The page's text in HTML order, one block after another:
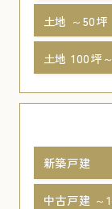
土地 ～50坪
土地 100坪～
新築戸建
中古戸建 ～